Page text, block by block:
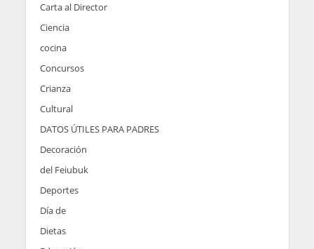
Carta al Director
Ciencia
cocina
Concursos
Crianza
Cultural
DATOS ÚTILES PARA PADRES
Decoración
del Feiubuk
Deportes
Día de
Dietas